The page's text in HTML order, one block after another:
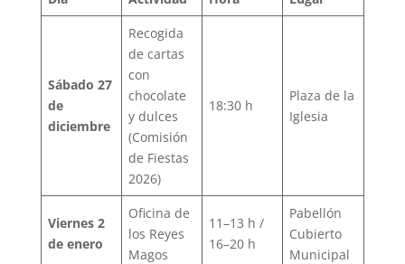
Sábado 27
de
diciembre
Recogida
de cartas
con
chocolate
y dulces
(Comisión
de Fiestas
2026)
18:30 h
Plaza de la
Iglesia
Viernes 2
de enero
Oficina de
los Reyes
Magos
11–13 h /
16–20 h
Pabellón
Cubierto
Municipal